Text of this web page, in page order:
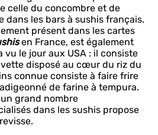
celle du concombre et de
dans les bars à sushis français.
présent dans les cartes
en France, est également
vu le jour aux USA : il consiste
disposé au cœur du riz du
connue consiste à faire frire
de farine à tempura.
un grand nombre
dans les sushis propose